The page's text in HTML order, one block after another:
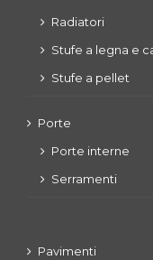
Radiatori
Stufe a legna e
Stufe a pellet
Porte
Porte interne
Serramenti
Pavimenti